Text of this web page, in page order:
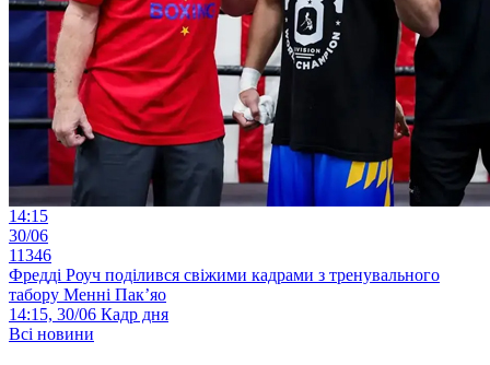
14:15
30/06
11346
Фредді Роуч поділився свіжими кадрами з тренувального
табору Менні Пак’яо
14:15, 30/06 Кадр дня
Всі новини